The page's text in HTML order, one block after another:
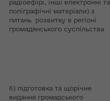
радіоефірі, інші електронні та
поліграфічні матеріали) з
питань розвитку в регіоні
громадянського суспільства
6) підготовка та щорічне
видання громадського